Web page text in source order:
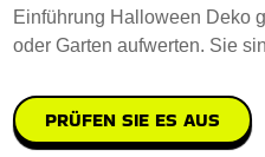
Einführung Halloween Deko
oder Garten aufwerten. Sie
PRÜFEN SIE ES AUS